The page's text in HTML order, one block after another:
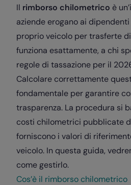
Il rimborso chilometrico è
aziende erogano ai
proprio veicolo per trasferte
funziona esattamente, a chi
regole di tassazione per il
Calcolare correttamente
fondamentale per garantire
trasparenza. La procedura si
costi chilometrici pubblicate
forniscono i valori di
veicolo. In questa guida,
come gestirlo.
Cos’è il rimborso chilometrico